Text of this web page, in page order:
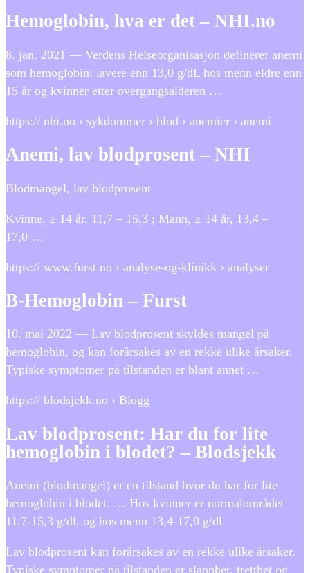
Hemoglobin, hva er det – NHI.no
8. jan. 2021 — Verdens Helseorganisasjon definerer anemi
som hemoglobin: lavere enn 13,0 g/dL hos menn eldre enn
15 år og kvinner etter overgangsalderen …
https:// nhi.no › sykdommer › blod › anemier › anemi
Anemi, lav blodprosent – NHI
Blodmangel, lav blodprosent
Kvinne, ≥ 14 år, 11,7 – 15,3 ; Mann, ≥ 14 år, 13,4 –
17,0 …
https:// www.furst.no › analyse-og-klinikk › analyser
B-Hemoglobin – Furst
10. mai 2022 — Lav blodprosent skyldes mangel på
hemoglobin, og kan forårsakes av en rekke ulike årsaker.
Typiske symptomer på tilstanden er blant annet …
https:// blodsjekk.no › Blogg
Lav blodprosent: Har du for lite
hemoglobin i blodet? – Blodsjekk
Anemi (blodmangel) er en tilstand hvor du har for lite
hemoglobin i blodet. … Hos kvinner er normalområdet
11,7-15,3 g/dl, og hos menn 13,4-17,0 g/dl.
Lav blodprosent kan forårsakes av en rekke ulike årsaker.
Typiske symptomer på tilstanden er slapphet, tretthet og